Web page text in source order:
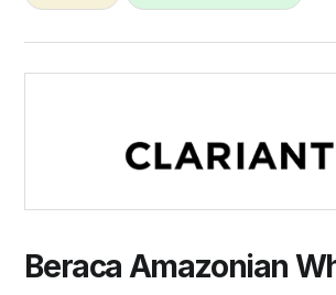
Beraca Amazonian